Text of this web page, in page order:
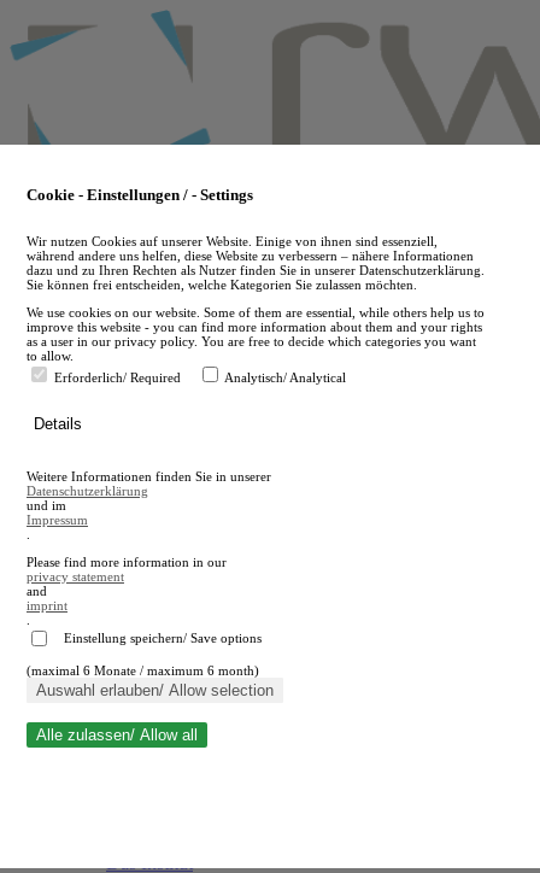
to
main
en
A
A
Suche schließen
Cookie - Einstellungen / - Settings
Wir nutzen Cookies auf unserer Website. Einige von ihnen sind essenziell,
während andere uns helfen, diese Website zu verbessern – nähere Informationen
dazu und zu Ihren Rechten als Nutzer finden Sie in unserer Datenschutzerklärung.
Sie können frei entscheiden, welche Kategorien Sie zulassen möchten.
We use cookies on our website. Some of them are essential, while others help us to
improve this website - you can find more information about them and your rights
as a user in our privacy policy. You are free to decide which categories you want
to allow.
Erforderlich/ Required
Analytisch/ Analytical
Details
Weitere Informationen finden Sie in unserer
Datenschutzerklärung
und im
Impressum
Please find more information in our
privacy statement
and
imprint
Einstellung speichern/ Save options
(maximal 6 Monate / maximum 6 month)
Auswahl erlauben/ Allow selection
Alle zulassen/ Allow all